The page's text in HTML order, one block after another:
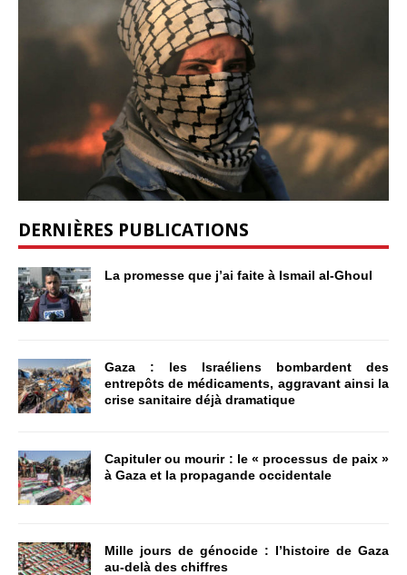
DERNIÈRES PUBLICATIONS
La promesse que j’ai faite à Ismail al-Ghoul
Gaza : les Israéliens bombardent des
entrepôts de médicaments, aggravant ainsi la
crise sanitaire déjà dramatique
Capituler ou mourir : le « processus de paix »
à Gaza et la propagande occidentale
Mille jours de génocide : l’histoire de Gaza
au-delà des chiffres